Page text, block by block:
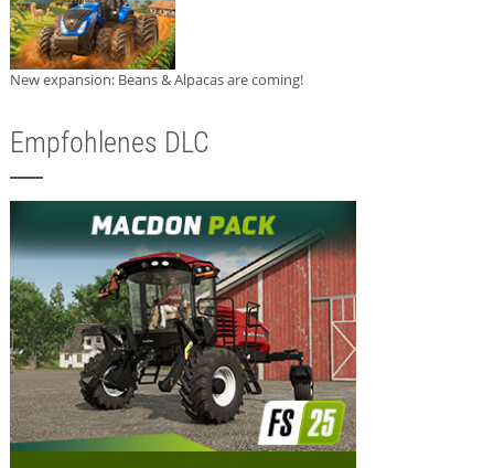
New expansion: Beans & Alpacas are coming!
Empfohlenes DLC